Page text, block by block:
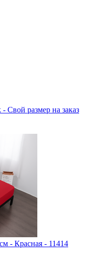
Свой размер на заказ
- Красная - 11414